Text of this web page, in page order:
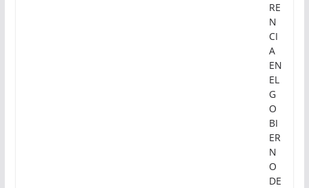
RE
N
CI
A
EN
EL
G
O
BI
ER
N
O
DE